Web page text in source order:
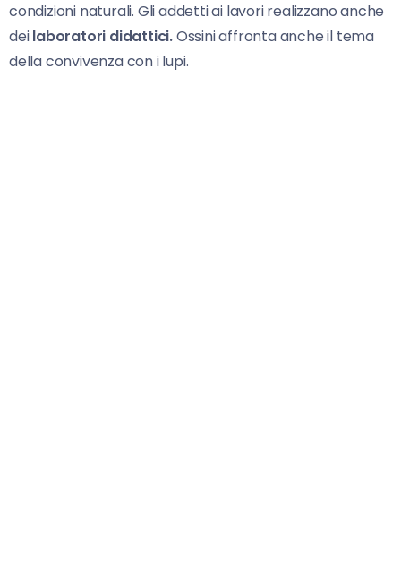
condizioni naturali. Gli addetti ai lavori realizzano anche
deilaboratori didattici.Ossini affronta anche il tema
della convivenza con i lupi.